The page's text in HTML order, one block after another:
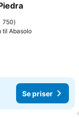
750
til Abasolo
Se priser